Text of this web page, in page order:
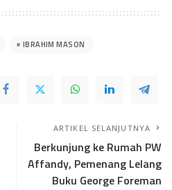
IBRAHIM MASON
ARTIKEL SELANJUTNYA
Berkunjung ke Rumah PW
Affandy, Pemenang Lelang
Buku George Foreman